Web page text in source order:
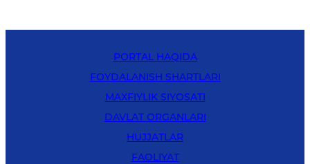
PORTAL HAQIDA
FOYDALANISH SHARTLARI
MAXFIYLIK SIYOSATI
DAVLAT ORGANLARI
HUJJATLAR
FAOLIYAT